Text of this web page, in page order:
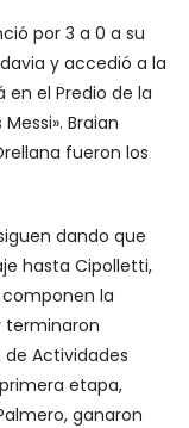
por 3 a 0 a su
y accedió a la
el Predio de la
Braian
fueron los
dando que
hasta Cipolletti,
componen la
terminaron
Actividades
etapa,
ganaron